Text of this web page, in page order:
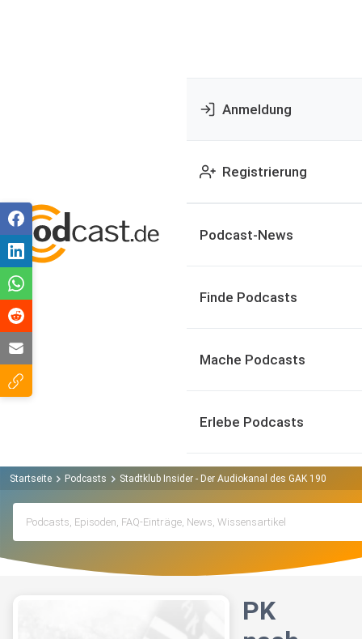
Anmeldung
Registrierung
Podcast-News
Finde Podcasts
Mache Podcasts
Erlebe Podcasts
Startseite Podcasts Stadtklub Insider - Der Audiokanal des GAK 1902
PK